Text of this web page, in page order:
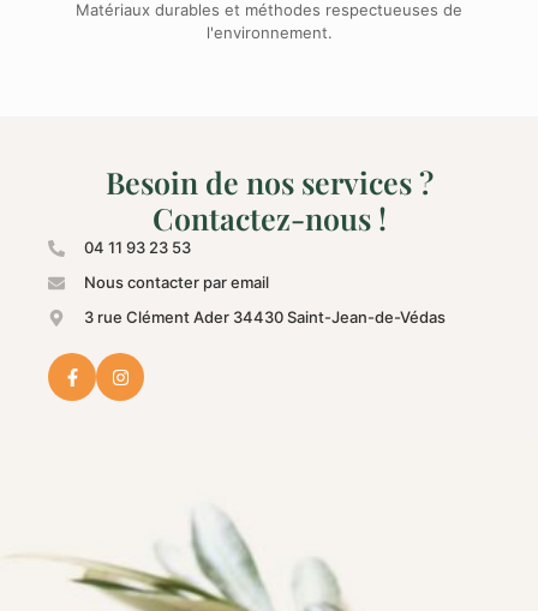
Matériaux durables et méthodes respectueuses de
l'environnement.
Besoin de nos services ?
Contactez-nous !
04 11 93 23 53
Nous contacter par email
3 rue Clément Ader 34430 Saint-Jean-de-Védas